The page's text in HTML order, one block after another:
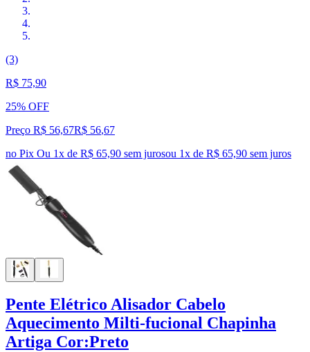
(3)
R$ 75,90
25% OFF
Preço R$ 56,67R$ 56,67
no Pix Ou 1x de R$ 65,90 sem jurosou 1x de R$ 65,90 sem juros
Pente Elétrico Alisador Cabelo
Aquecimento Milti-fucional Chapinha
Artiga Cor:Preto